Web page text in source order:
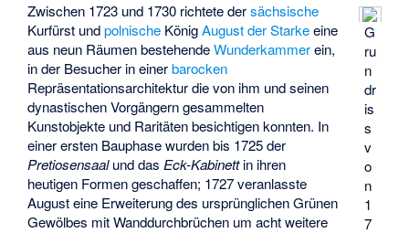
G
ru
n
dr
is
s
v
o
n
1
7
Zwischen 1723 und 1730 richtete dersächsische
Kurfürst undpolnische KönigAugust der Starkeeine
aus neun Räumen bestehendeWunderkammerein,
in der Besucher in einerbarocken
Repräsentationsarchitektur die von ihm und seinen
dynastischen Vorgängern gesammelten
Kunstobjekte und Raritäten besichtigen konnten. In
einer ersten Bauphase wurden bis 1725 der
Pretiosensaalund dasEck-Kabinettin ihren
heutigen Formen geschaffen; 1727 veranlasste
August eine Erweiterung des ursprünglichen Grünen
Gewölbes mit Wanddurchbrüchen um acht weitere